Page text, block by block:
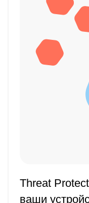
Threat
ваши